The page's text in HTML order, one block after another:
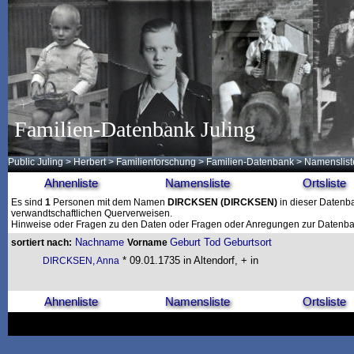
Familien-Datenbank Juling
Public Juling >Herbert >Familienforschung >Familien-Datenbank >
Ahnenliste Namensliste Ortsliste
Es sind 1 Personen mit dem Namen DIRCKSEN (DIRCKSEN) in dieser
verwandtschaftlichen Querverweisen.
Hinweise oder Fragen zu den Daten oder Fragen oder Anregungen zur
sortiert nach: Nachname Vorname Geburt Tod Geburtsort
DIRCKSEN, Anna * 09.01.1735 in Altendorf, + in
Ahnenliste Namensliste Ortsliste